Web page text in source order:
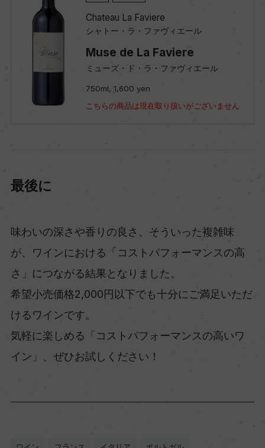
Chateau La Faviere
シャトー・ラ・ファヴィエール
Muse de La Faviere
ミューズ・ド・ラ・ファヴィエール
750ml, 1,600 yen
こちらの商品は現在取り扱いがございません
最後に
味わいの深さや香りの良さ、そういった複雑味
が、ワインにおける「コストパフォーマンスの高
さ」につながる結果となりました。
希望小売価格2,000円以下でも十分にご満足いただ
けるワインです。
気軽に楽しめる「コストパフォーマンスの高いワ
イン」、ぜひお試しください！